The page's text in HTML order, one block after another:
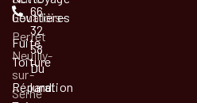
Gouttières
Fuite
Toiture
Réparation
Levallois-
Perret
Neuilly-
sur-
Seine
66
32
58
Du
lundi